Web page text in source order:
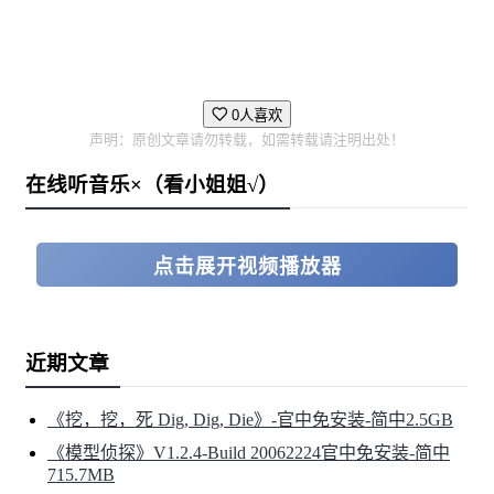
0人喜欢
声明：原创文章请勿转载，如需转载请注明出处！
在线听音乐×（看小姐姐√）
点击展开视频播放器
近期文章
《挖，挖，死 Dig, Dig, Die》-官中免安装-简中2.5GB
《模型侦探》V1.2.4-Build 20062224官中免安装-简中
715.7MB